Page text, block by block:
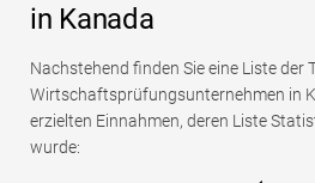
in Kanada
Nachstehend finden Sie eine Liste der
Wirtschaftsprüfungsunternehmen in
erzielten Einnahmen, deren Liste
wurde: